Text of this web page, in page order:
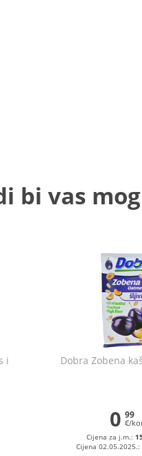
bi vas
i
Dobra Zobena
0 99
€/
Cijena za j.m.:
Cijena 02.05.2025.: